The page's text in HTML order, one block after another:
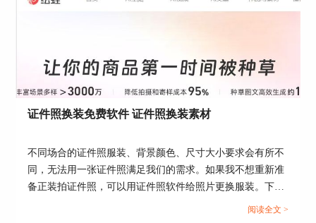
证件照换装免费软件 证件照换装素材
不同场合的证件照服装、背景颜色、尺寸大小要求会有所不
同，无法用一张证件照满足我们的需求。如果我不想重新准
备正装拍证件照，可以用证件照软件给照片更换服装。下面
就给大家介绍一下证件照换装免费软件，证件照换装素材的
阅读全文 >